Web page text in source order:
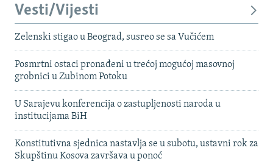
Vesti/Vijesti
Zelenski stigao u Beograd, susreo se sa Vučićem
Posmrtni ostaci pronađeni u trećoj mogućoj masovnoj
grobnici u Zubinom Potoku
U Sarajevu konferencija o zastupljenosti naroda u
institucijama BiH
Konstitutivna sjednica nastavlja se u subotu, ustavni rok za
Skupštinu Kosova završava u ponoć